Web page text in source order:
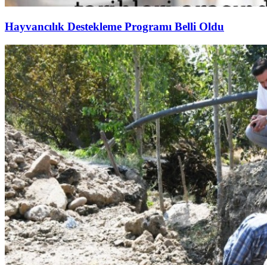
Hayvancılık Destekleme Programı Belli Oldu